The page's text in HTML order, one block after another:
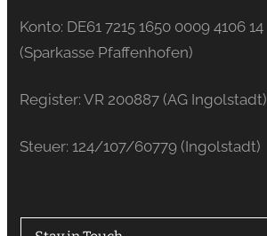
Konto: DE61 7215 1650 0009 4106 14
(Sparkasse Pfaffenhofen)
Register: VR 200887 (AG Ingolstadt)
Steuer: 124/107/60779 (Ingolstadt)